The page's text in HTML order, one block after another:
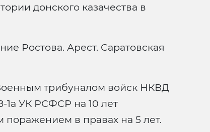
донского казачества в
Ростова. Арест. Саратовская
трибуналом войск НКВД
1а УК РСФСР на 10 лет
в правах на 5 лет.